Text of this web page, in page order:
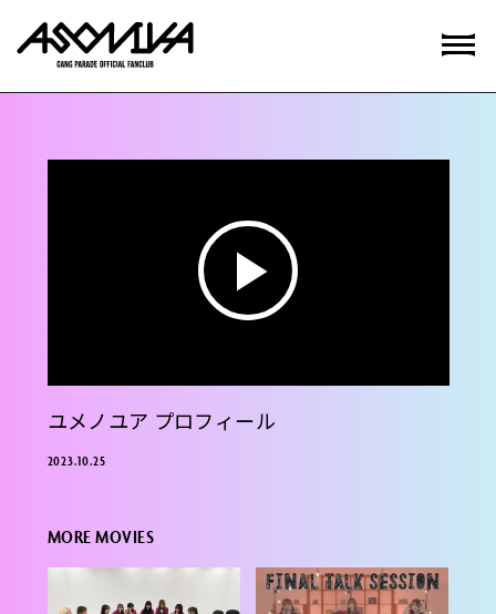
P
a
d
ユメノユア プロフィール
2023.10.25
MORE MOVIES